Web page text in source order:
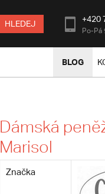
HLEDEJ +420
Po-Pá
BLOG
Dámská
Marisol
Značka